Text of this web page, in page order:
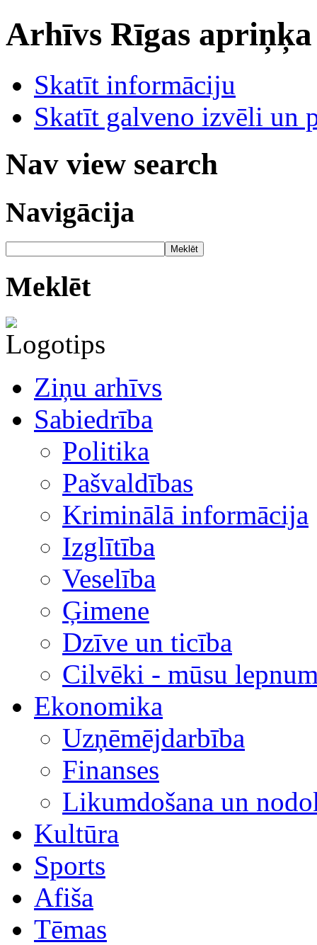
Arhīvs Rīgas
Skatīt informāciju
Skatīt galveno izvēli un
Nav view search
Navigācija
Meklēt
Meklēt
Ziņu arhīvs
Sabiedrība
Politika
Pašvaldības
Kriminālā informācija
Izglītība
Veselība
Ģimene
Dzīve un ticība
Cilvēki - mūsu
Ekonomika
Uzņēmējdarbība
Finanses
Likumdošana un
Kultūra
Sports
Afiša
Tēmas